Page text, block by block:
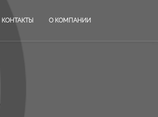
КОНТАКТЫ О КОМПАНИИ